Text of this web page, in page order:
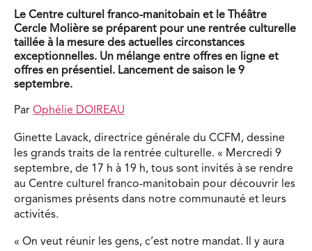
Le Centre culturel franco-manitobain et le Théâtre
Cercle Molière se préparent pour une rentrée culturelle
taillée à la mesure des actuelles circonstances
exceptionnelles. Un mélange entre offres en ligne et
offres en présentiel. Lancement de saison le 9
septembre.
Par Ophélie DOIREAU
Ginette Lavack, directrice générale du CCFM, dessine
les grands traits de la rentrée culturelle. « Mercredi 9
septembre, de 17 h à 19 h, tous sont invités à se rendre
au Centre culturel franco-manitobain pour découvrir les
organismes présents dans notre communauté et leurs
activités.
« On veut réunir les gens, c’est notre mandat. Il y aura